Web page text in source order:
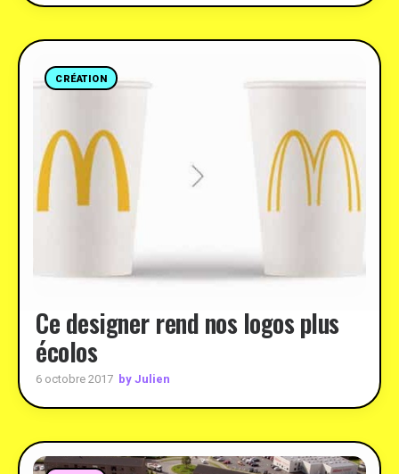
CRÉATION
Ce designer rend nos logos plus
écolos
6 octobre 2017 by Julien